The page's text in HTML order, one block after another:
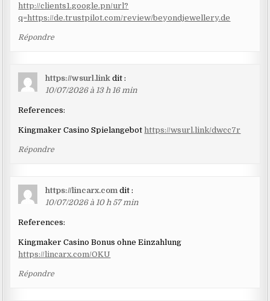
http://clients1.google.pn/url?
q=https://de.trustpilot.com/review/beyondjewellery.de
Répondre
https://wsurl.link dit :
10/07/2026 à 13 h 16 min
References:
Kingmaker Casino Spielangebot https://wsurl.link/dwcc7r
Répondre
https://lincarx.com dit :
10/07/2026 à 10 h 57 min
References:
Kingmaker Casino Bonus ohne Einzahlung
https://lincarx.com/OKU
Répondre